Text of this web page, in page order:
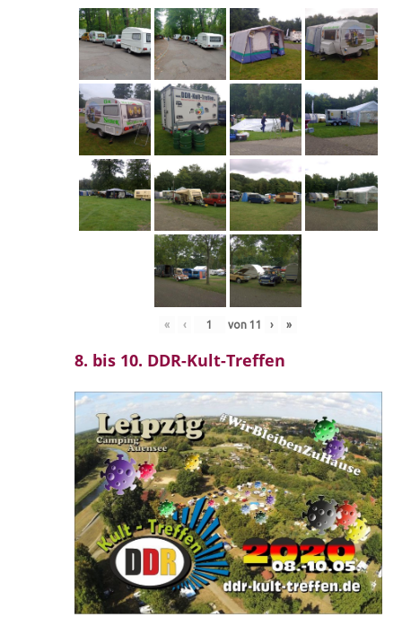
« ‹ von 11 › »
8. bis 10. DDR-Kult-Treffen